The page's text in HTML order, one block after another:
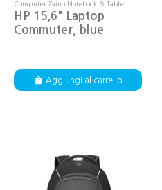
Computer Zaino Notebook & Tablet
HP 15,6" Laptop
Commuter, blue
Aggiungi al carrello